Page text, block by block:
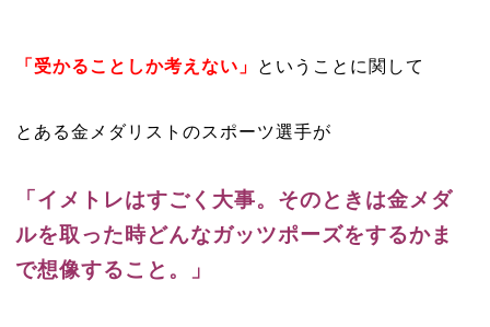
「受かることしか考えない」 ということに関して
とある金メダリストのスポーツ選手が
「イメトレはすごく大事。そのときは金メダ
ルを取った時どんなガッツポーズをするかま
で想像すること。」